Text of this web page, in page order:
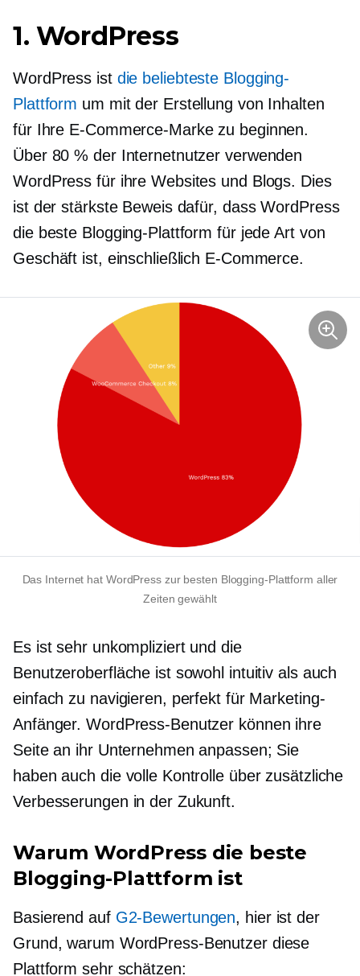
1. WordPress
WordPress ist die beliebteste Blogging-
Plattform um mit der Erstellung von Inhalten
für Ihre E-Commerce-Marke zu beginnen.
Über 80 % der Internetnutzer verwenden
WordPress für ihre Websites und Blogs. Dies
ist der stärkste Beweis dafür, dass WordPress
die beste Blogging-Plattform für jede Art von
Geschäft ist, einschließlich E-Commerce.
Das Internet hat WordPress zur besten Blogging-Plattform aller
Zeiten gewählt
Es ist sehr unkompliziert und die
Benutzeroberfläche ist sowohl intuitiv als auch
einfach zu navigieren, perfekt für Marketing-
Anfänger. WordPress-Benutzer können ihre
Seite an ihr Unternehmen anpassen; Sie
haben auch die volle Kontrolle über zusätzliche
Verbesserungen in der Zukunft.
Warum WordPress die beste
Blogging-Plattform ist
Basierend auf G2-Bewertungen, hier ist der
Grund, warum WordPress-Benutzer diese
Plattform sehr schätzen: